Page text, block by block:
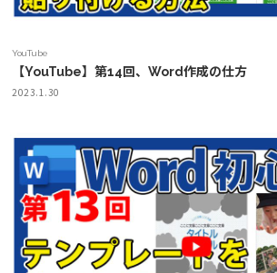
YouTube
【YouTube】第14回、Word作成の仕方
2023.1.30